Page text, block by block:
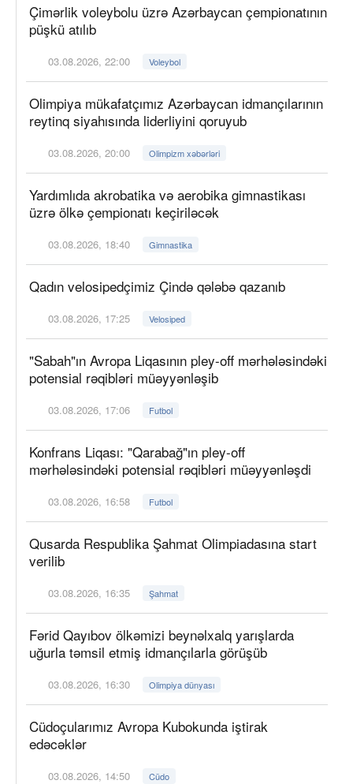
Çimərlik voleybolu üzrə Azərbaycan çempionatının
püşkü atılıb
03.08.2026, 22:00 Voleybol
Olimpiya mükafatçımız Azərbaycan idmançılarının
reytinq siyahısında liderliyini qoruyub
03.08.2026, 20:00 Olimpizm xəbərləri
Yardımlıda akrobatika və aerobika gimnastikası
üzrə ölkə çempionatı keçiriləcək
03.08.2026, 18:40 Gimnastika
Qadın velosipedçimiz Çində qələbə qazanıb
03.08.2026, 17:25 Velosiped
"Sabah"ın Avropa Liqasının pley-off mərhələsindəki
potensial rəqibləri müəyyənləşib
03.08.2026, 17:06 Futbol
Konfrans Liqası: "Qarabağ"ın pley-off
mərhələsindəki potensial rəqibləri müəyyənləşdi
03.08.2026, 16:58 Futbol
Qusarda Respublika Şahmat Olimpiadasına start
verilib
03.08.2026, 16:35 Şahmat
Fərid Qayıbov ölkəmizi beynəlxalq yarışlarda
uğurla təmsil etmiş idmançılarla görüşüb
03.08.2026, 16:30 Olimpiya dünyası
Cüdoçularımız Avropa Kubokunda iştirak
edəcəklər
03.08.2026, 14:50 Cüdo